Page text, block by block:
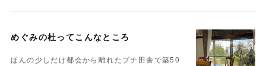
めぐみの杜ってこんなところ
ほんの少しだけ都会から離れたプチ田舎で築50